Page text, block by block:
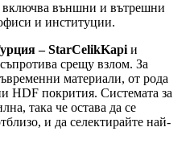
включва външни и вътрешни
и институции.
– StarCelikKapi и
срещу взлом. За
материали, от рода
HDF покрития. Системата за
така че остава да се
и да селектирайте най-